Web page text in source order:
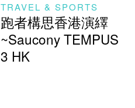
TRAVEL & SPORTS
跑者構思香港演繹
~Saucony TEMPUS
3 HK